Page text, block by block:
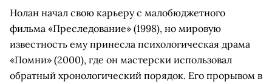
Нолан начал свою карьеру с малобюджетного
фильма «Преследование» (1998), но мировую
известность ему принесла психологическая драма
«Помни» (2000), где он мастерски использовал
обратный хронологический порядок. Его прорывом в